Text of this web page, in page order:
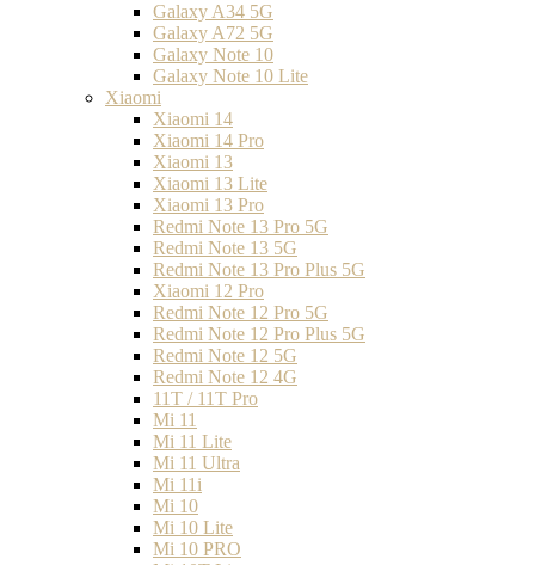
Galaxy A34 5G
Galaxy A72 5G
Galaxy Note 10
Galaxy Note 10 Lite
Xiaomi
Xiaomi 14
Xiaomi 14 Pro
Xiaomi 13
Xiaomi 13 Lite
Xiaomi 13 Pro
Redmi Note 13 Pro 5G
Redmi Note 13 5G
Redmi Note 13 Pro Plus 5G
Xiaomi 12 Pro
Redmi Note 12 Pro 5G
Redmi Note 12 Pro Plus 5G
Redmi Note 12 5G
Redmi Note 12 4G
11T / 11T Pro
Mi 11
Mi 11 Lite
Mi 11 Ultra
Mi 11i
Mi 10
Mi 10 Lite
Mi 10 PRO